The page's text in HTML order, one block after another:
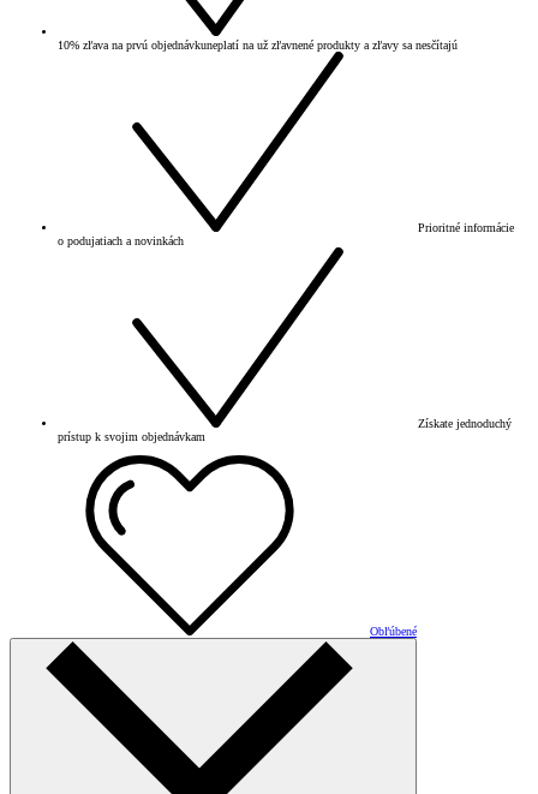
10% zľava na prvú objednávkuneplatí na už zľavnené produkty a zľavy sa nesčítajú
Prioritné informácie
o podujatiach a novinkách
Získate jednoduchý
prístup k svojim objednávkam
Obľúbené